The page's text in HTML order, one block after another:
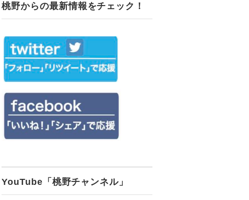
桃野からの最新情報をチェック！
YouTube「桃野チャンネル」